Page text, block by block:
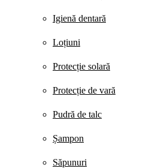
Igienă dentară
Loțiuni
Protecție solară
Protecție de vară
Pudră de talc
Șampon
Săpunuri